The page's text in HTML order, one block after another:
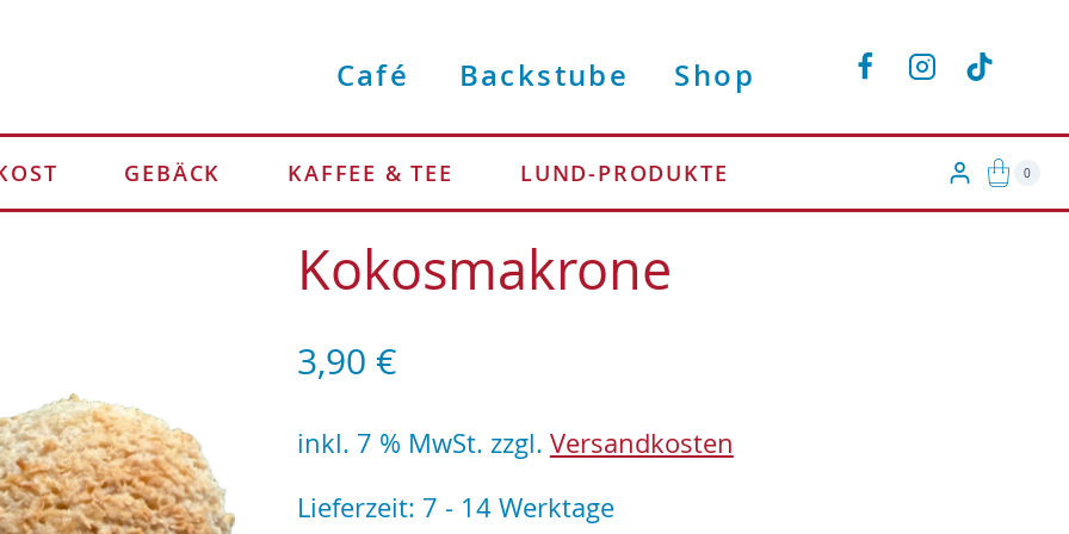
Café Backstube Shop
GEBÄCK KAFFEE & TEE LUND-PRODUKTE 0
Kokosmakrone
3,90 €
inkl. 7 % MwSt. zzgl. Versandkosten
Lieferzeit: 7 - 14 Werktage